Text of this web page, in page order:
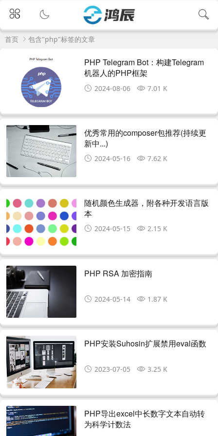
首页 包含"php"标签的文章
PHP Telegram Bot：构建Telegram
机器人的PHP框架
2024-08-06 7.01 K
优秀常用的composer包推荐(持续更
新中...)
2024-05-16 7.62 K
随机颜色生成器，附各种开发语言版
本
2024-05-15 2.15 K
PHP RSA 加密指南
2024-05-14 1.87 K
PHP安装Suhosin扩展禁用eval函数
2023-07-05 3.25 K
PHP导出excel中长数字文本自动转
为科学计数法